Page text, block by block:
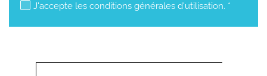
J'accepte les conditions générales d'utilisation. *